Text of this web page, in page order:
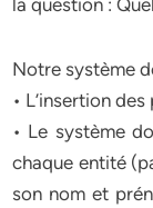
la question :
Notre système
• L’insertion
• Le système
chaque entité
son nom et